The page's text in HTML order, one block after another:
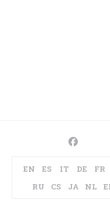
EN ES IT DE FR
RU
CS JA NL